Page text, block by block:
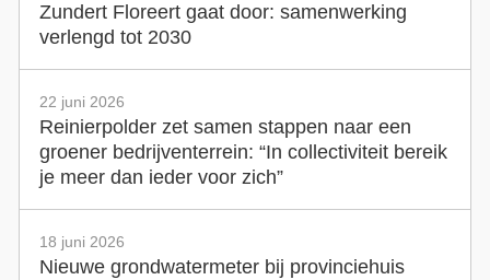
Zundert Floreert gaat door: samenwerking
verlengd tot 2030
22 juni 2026
Reinierpolder zet samen stappen naar een
groener bedrijventerrein: “In collectiviteit bereik
je meer dan ieder voor zich”
18 juni 2026
Nieuwe grondwatermeter bij provinciehuis